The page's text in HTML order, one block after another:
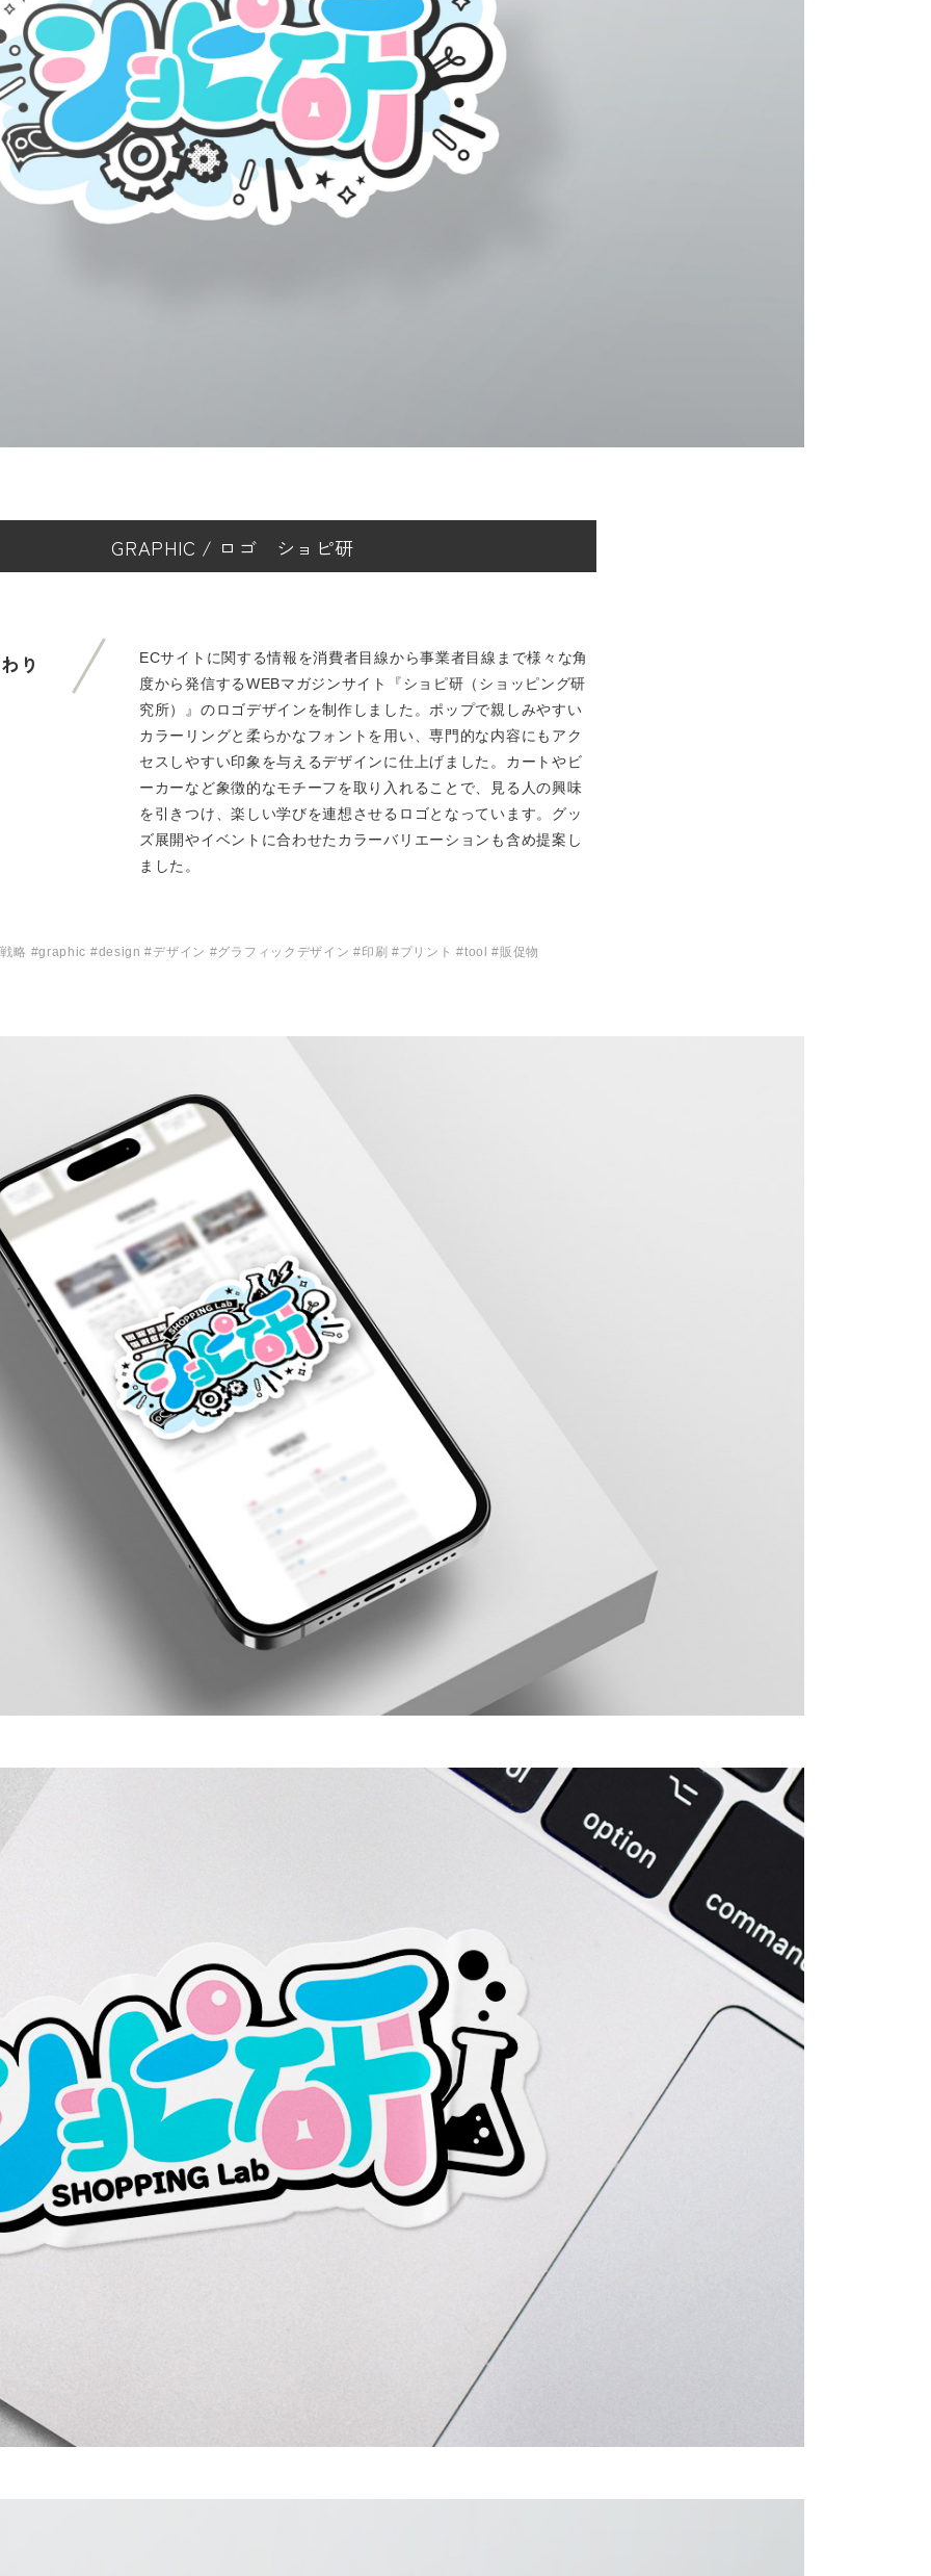
GRAPHIC / ロゴ ショピ研
り
ECサイトに関する情報を消費者目線から事業者目線まで様々な角
度から発信するWEBマガジンサイト『ショピ研（ショッピング研
究所）』のロゴデザインを制作しました。ポップで親しみやすい
カラーリングと柔らかなフォントを用い、専門的な内容にもアク
セスしやすい印象を与えるデザインに仕上げました。カートやビ
ーカーなど象徴的なモチーフを取り入れることで、見る人の興味
を引きつけ、楽しい学びを連想させるロゴとなっています。グッ
ズ展開やイベントに合わせたカラーバリエーションも含め提案し
ました。
略 #graphic #design #デザイン #グラフィックデザイン #印刷 #プリント #tool #販促物